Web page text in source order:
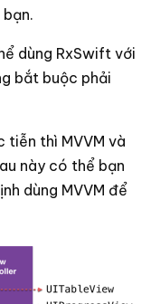
dùng RxSwift với
bắt buộc phải
tiễn thì MVVM và
này có thể bạn
dùng MVVM để